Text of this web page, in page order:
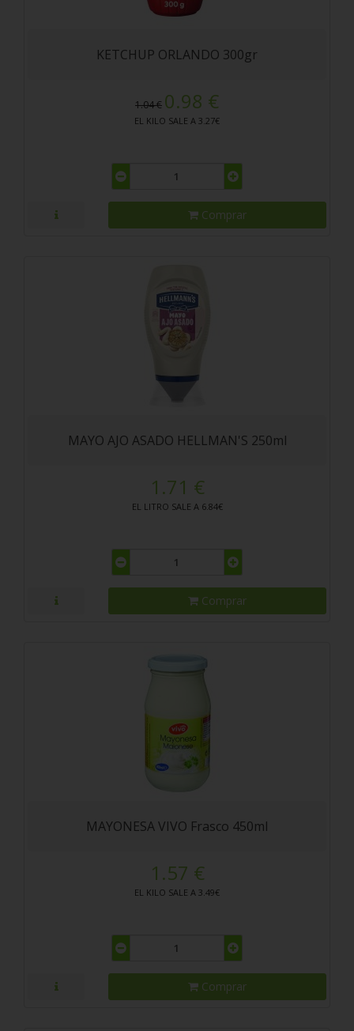
KETCHUP ORLANDO 300gr
1.04 € 0.98 €
EL KILO SALE A 3.27€
Comprar
MAYO AJO ASADO HELLMAN'S 250ml
1.71 €
EL LITRO SALE A 6.84€
Comprar
MAYONESA VIVO Frasco 450ml
1.57 €
EL KILO SALE A 3.49€
Comprar